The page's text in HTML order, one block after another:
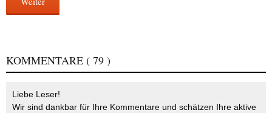
KOMMENTARE ( 79 )
Liebe Leser!
Wir sind dankbar für Ihre Kommentare und schätzen Ihre aktive